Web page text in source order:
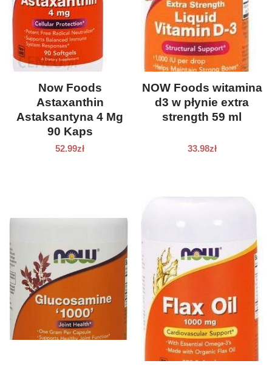
Now Foods
Astaxanthin
Astaksantyna 4 Mg
90 Kaps
52.99zł
NOW Foods witamina
d3 w płynie extra
strength 59 ml
33.98zł